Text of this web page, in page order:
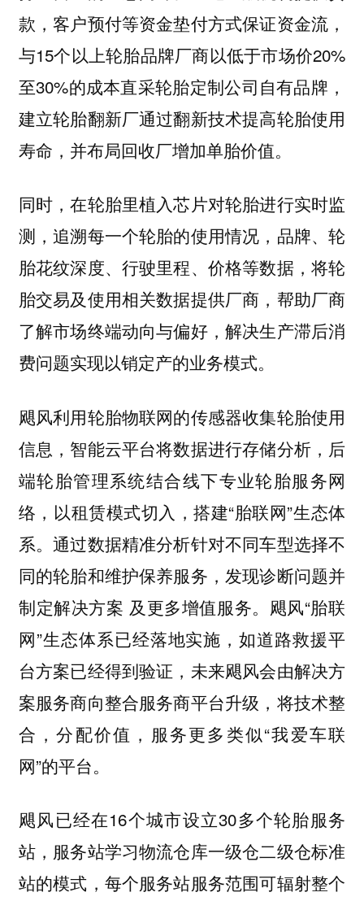
款，客户预付等资金垫付方式保证资金流，
与15个以上轮胎品牌厂商以低于市场价20%
至30%的成本直采轮胎定制公司自有品牌，
建立轮胎翻新厂通过翻新技术提高轮胎使用
寿命，并布局回收厂增加单胎价值。
同时，在轮胎里植入芯片对轮胎进行实时监
测，追溯每一个轮胎的使用情况，品牌、轮
胎花纹深度、行驶里程、价格等数据，将轮
胎交易及使用相关数据提供厂商，帮助厂商
了解市场终端动向与偏好，解决生产滞后消
费问题实现以销定产的业务模式。
飓风利用轮胎物联网的传感器收集轮胎使用
信息，智能云平台将数据进行存储分析，后
端轮胎管理系统结合线下专业轮胎服务网
络，以租赁模式切入，搭建“胎联网”生态体
系。通过数据精准分析针对不同车型选择不
同的轮胎和维护保养服务，发现诊断问题并
制定解决方案 及更多增值服务。飓风“胎联
网”生态体系已经落地实施，如道路救援平
台方案已经得到验证，未来飓风会由解决方
案服务商向整合服务商平台升级，将技术整
合，分配价值，服务更多类似“我爱车联
网”的平台。
飓风已经在16个城市设立30多个轮胎服务
站，服务站学习物流仓库一级仓二级仓标准
站的模式，每个服务站服务范围可辐射整个